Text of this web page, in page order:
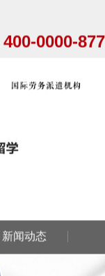
400-0000-877
新闻动态